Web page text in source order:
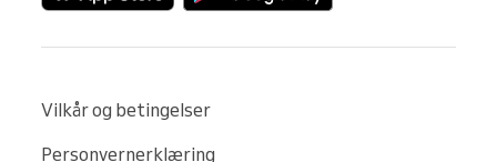
Vilkår og betingelser
Personvernerklæring